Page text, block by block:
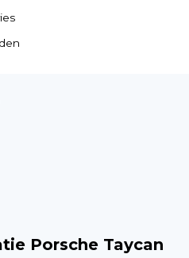
Porsche Taycan